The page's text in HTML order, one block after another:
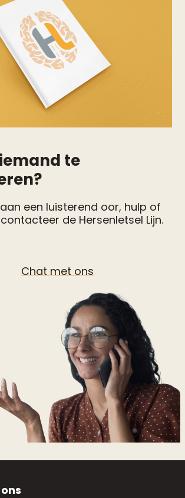
te
een luisterend oor, hulp of
de Hersenletsel Lijn.
Chat met ons